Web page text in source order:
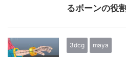
るボーンの役
3dcg maya